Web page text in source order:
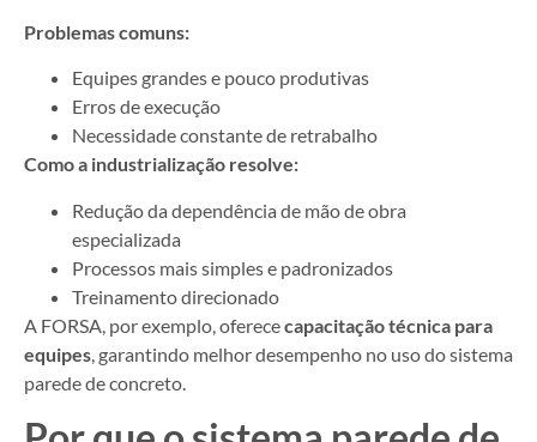
Problemas comuns:
Equipes grandes e pouco produtivas
Erros de execução
Necessidade constante de retrabalho
Como a industrialização resolve:
Redução da dependência de mão de obra
especializada
Processos mais simples e padronizados
Treinamento direcionado
A FORSA, por exemplo, oferececapacitação técnica para
equipes, garantindo melhor desempenho no uso do sistema
parede de concreto.